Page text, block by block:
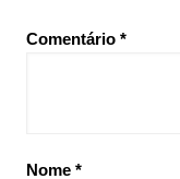
Comentário *
Nome *